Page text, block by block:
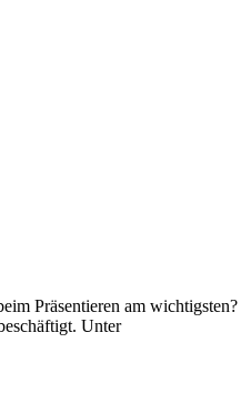
Präsentieren am wichtigsten?
Unter